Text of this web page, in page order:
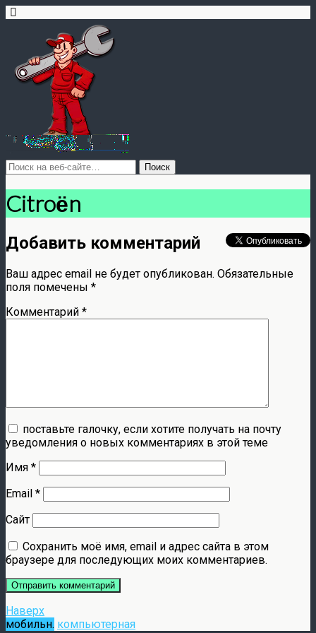
Citroёn
Добавить комментарий
Ваш адрес email не будет опубликован. Обязательные
поля помечены *
Комментарий *
поставьте галочку, если хотите получать на почту
уведомления о новых комментариях в этой теме
Имя *
Email *
Сайт
Сохранить моё имя, email и адрес сайта в этом
браузере для последующих моих комментариев.
Наверх
мобильн. компьютерная